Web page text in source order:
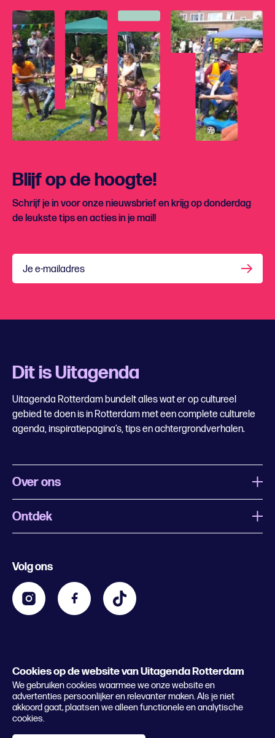
Cookies op de website van Uitagenda Rotterdam
We gebruiken cookies waarmee we onze website en
advertenties persoonlijker en relevanter maken. Als je niet
akkoord gaat, plaatsen we alleen functionele en analytische
cookies.
Blijf op de hoogte!
Schrijf je in voor onze nieuwsbrief en krijg op donderdag
de leukste tips en acties in je mail!
Je e-mailadres
Dit is Uitagenda
Uitagenda Rotterdam bundelt alles wat er op cultureel
gebied te doen is in Rotterdam met een complete culturele
agenda, inspiratiepagina’s, tips en achtergrondverhalen.
Over ons
Wat is Uitagenda Rotterdam
Contact
Zakelijk
Lees het magazine
Ontdek
Kids
Volg ons
© 2026 Rotterdam Festivals